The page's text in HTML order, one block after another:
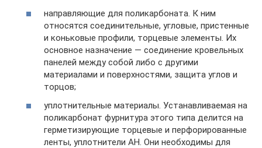
направляющие для поликарбоната. К ним
относятся соединительные, угловые, пристенные
и коньковые профили, торцевые элементы. Их
основное назначение — соединение кровельных
панелей между собой либо с другими
материалами и поверхностями, защита углов и
торцов;
уплотнительные материалы. Устанавливаемая на
поликарбонат фурнитура этого типа делится на
герметизирующие торцевые и перфорированные
ленты, уплотнители АН. Они необходимы для